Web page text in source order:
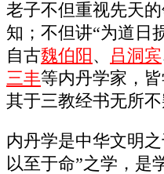
老子不但重视先天
知；不但讲“为道日
自古魏伯阳 、 吕洞宾
三丰等内丹学家，
其于三教经书无所不
内丹学是中华文明
以至于命”之学，是